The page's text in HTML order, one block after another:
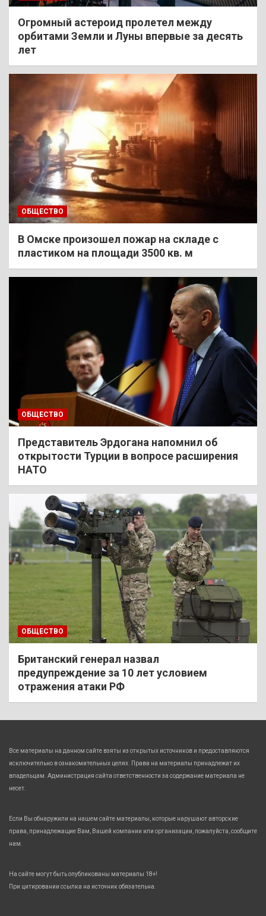
Огромный астероид пролетел между
орбитами Земли и Луны впервые за десять
лет
ОБЩЕСТВО
В Омске произошел пожар на складе с
пластиком на площади 3500 кв. м
ОБЩЕСТВО
Представитель Эрдогана напомнил об
открытости Турции в вопросе расширения
НАТО
ОБЩЕСТВО
Британский генерал назвал
предупреждение за 10 лет условием
отражения атаки РФ
Все материалы на данном сайте взяты из открытых источников и предоставляются
исключительно в ознакомительных целях. Права на материалы принадлежат их
владельцам. Администрация сайта ответственности за содержание материала не
несет.
Если Вы обнаружили на нашем сайте материалы, которые нарушают авторские
права, принадлежащие Вам, Вашей компании или организации, пожалуйста, сообщите
нам.
На сайте могут быть опубликованы материалы 18+!
При цитировании ссылка на источник обязательна.